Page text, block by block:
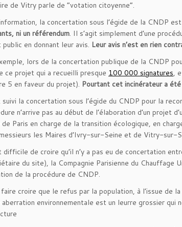
de Vitry parle de “votation citoyenne”.
la concertation sous l’égide de la CNDP
ni un référendum. Il s’agit simplement d’une
public en donnant leur avis. Leur avis n’est en rien
lors de la concertation publique de la CNDP
ce projet qui a recueilli presque 100 000 signatures,
5 en faveur du projet). Pourtant cet incinérateur a
suivi la concertation sous l’égide du CNDP pour la
n’arrive pas au début de l’élaboration d’un projet
de Paris en charge de la transition écologique, en
les Maires d’Ivry-sur-Seine et de Vitry-sur-
difficile de croire qu’il n’y a pas eu de concertation
du site), la Compagnie Parisienne du Chauffage
de la procédure de CNDP.
faire croire que le refus par la population, à l’issue de
environnementale est un leurre grossier qui